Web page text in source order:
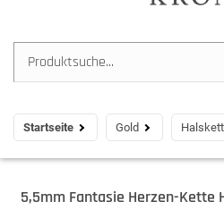
Startseite Gold
5,5mm Fantasie Herzen-Kette